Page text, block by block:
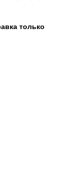
только